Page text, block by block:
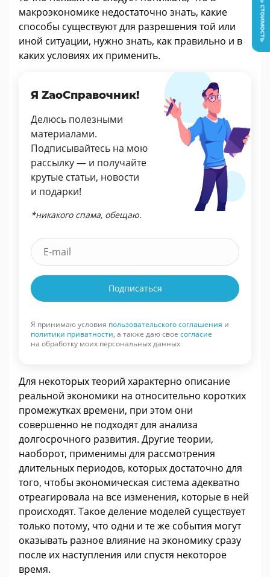
макроэкономике недостаточно знать, какие
способы существуют для разрешения той или
иной ситуации, нужно знать, как правильно и в
каких условиях их применить.
Я ZaoСправочник!
Делюсь полезными
материалами.
Подписывайтесь на мою
рассылку — и получайте
крутые статьи, новости
и подарки!
*никакого спама, обещаю.
Подписаться
Я принимаю условия пользовательского соглашения и
политики приватности, а также даю свое согласие
на обработку моих персональных данных
Для некоторых теорий характерно описание
реальной экономики на относительно коротких
промежутках времени, при этом они
совершенно не подходят для анализа
долгосрочного развития. Другие теории,
наоборот, применимы для рассмотрения
длительных периодов, которых достаточно для
того, чтобы экономическая система адекватно
отреагировала на все изменения, которые в ней
происходят. Такое деление моделей существует
только потому, что одни и те же события могут
оказывать разное влияние на экономику сразу
после их наступления или спустя некоторое
время.